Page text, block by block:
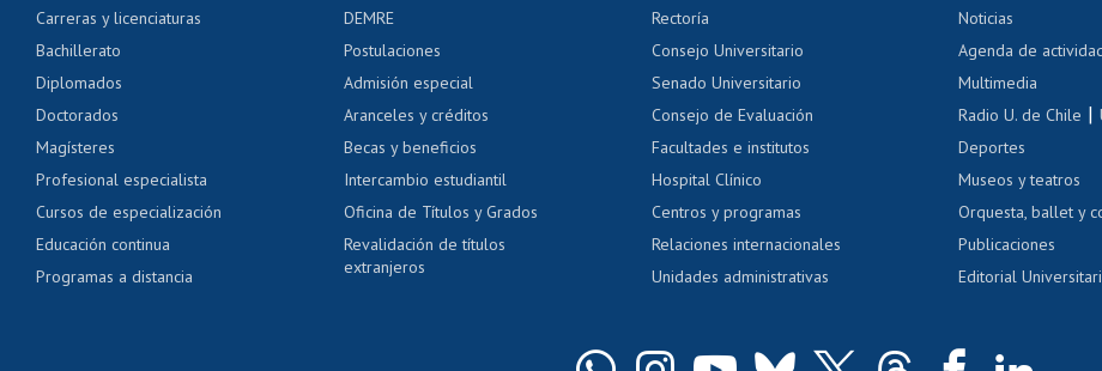
Servicio médico y dental
Pago de arancel y crédito alumnos
Pago de arancel y crédito exalumnos
Certificado de títulos y grados
Evaluación docente
Calificación académica
Postulación al AUCAI
Certificado de
Certificado de
Gestión de
Acoso laboral,
Carreras y licenciaturas
Bachillerato
Diplomados
Doctorados
Magísteres
Profesional especialista
Cursos de especialización
Educación continua
Programas a distancia
DEMRE
Postulaciones
Admisión especial
Aranceles y créditos
Becas y beneficios
Intercambio estudiantil
Oficina de Títulos y Grados
Revalidación de títulos
extranjeros
Rectoría
Consejo Universitario
Senado Universitario
Consejo de Evaluación
Facultades e institutos
Hospital Clínico
Centros y programas
Relaciones internacionales
Unidades administrativas
Noticias
Agenda de
Multimedia
Radio U. de Chile |
Deportes
Museos y teatros
Orquesta, ballet y
Publicaciones
Editorial